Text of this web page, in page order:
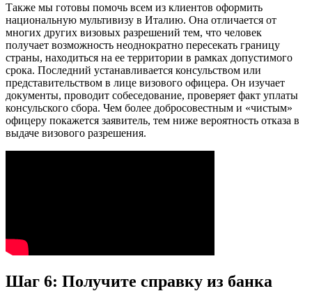
Также мы готовы помочь всем из клиентов оформить
национальную мультивизу в Италию. Она отличается от
многих других визовых разрешений тем, что человек
получает возможность неоднократно пересекать границу
страны, находиться на ее территории в рамках допустимого
срока. Последний устанавливается консульством или
представительством в лице визового офицера. Он изучает
документы, проводит собеседование, проверяет факт уплаты
консульского сбора. Чем более добросовестным и «чистым»
офицеру покажется заявитель, тем ниже вероятность отказа в
выдаче визового разрешения.
Шаг 6: Получите справку из банка